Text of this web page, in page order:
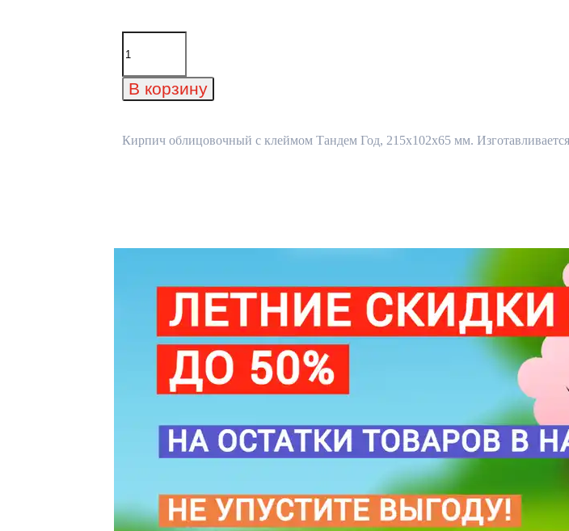
Количество
товара
облицовочный
Год,
В корзину
Кирпич облицовочный с клеймом Тандем Год, 215x102x65 мм.